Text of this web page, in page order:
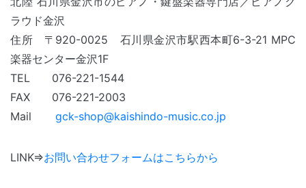
ラウド金沢
住所 〒920-0025 石川県金沢市駅西本町6-3-21 MPC
楽器センター金沢1F
TEL 076-221-1544
FAX 076-221-2003
Mail gck-shop@kaishindo-music.co.jp
LINK⇒お問い合わせフォームはこちらから